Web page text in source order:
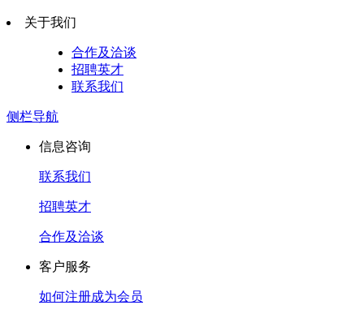
关于我们
合作及洽谈
招聘英才
联系我们
侧栏导航
信息咨询
联系我们
招聘英才
合作及洽谈
客户服务
如何注册成为会员